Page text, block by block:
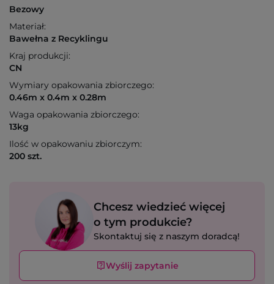
Bezowy
Materiał:
Bawełna z Recyklingu
Kraj produkcji:
CN
Wymiary opakowania zbiorczego:
0.46m x 0.4m x 0.28m
Waga opakowania zbiorczego:
13kg
Ilość w opakowaniu zbiorczym:
200 szt.
Chcesz wiedzieć więcej
o tym produkcie?
Skontaktuj się z naszym doradcą!
Wyślij zapytanie